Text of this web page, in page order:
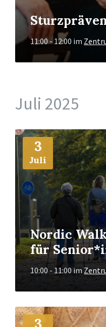
11:00 - 12:00 im
Juli 2025
3
Juli
Nordic
für
10:00 - 11:00im
Mehr
Info
3
Mehr
Info